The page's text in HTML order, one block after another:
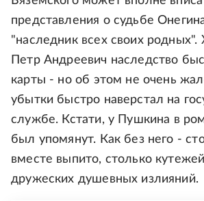
представления о судьбе
"наследник всех своих родных".
Петр Андреевич наследство
карты - но об этом не очень
убытки быстро наверстал на
службе. Кстати, у Пушкина в
был упомянут. Как без него -
вместе выпито, столько
дружеских душевных излияний.